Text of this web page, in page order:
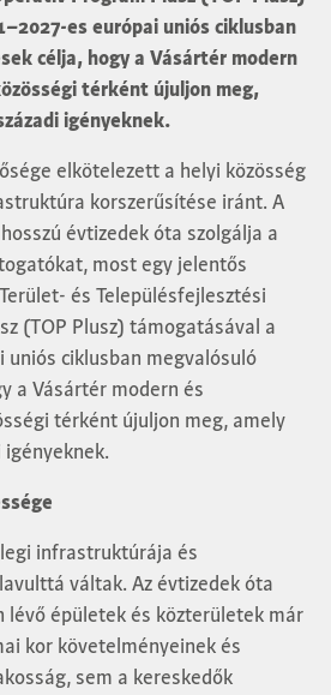
es európai uniós ciklusban
célja, hogy a Vásártér modern
térként újuljon meg,
igényeknek.
elkötelezett a helyi közösség
korszerűsítése iránt. A
évtizedek óta szolgálja a
most egy jelentős
és Településfejlesztési
(TOP Plusz) támogatásával a
uniós ciklusban megvalósuló
a Vásártér modern és
térként újuljon meg, amely
igényeknek.
infrastruktúrája és
váltak. Az évtizedek óta
lévő épületek és közterületek már
kor követelményeinek és
sem a kereskedők